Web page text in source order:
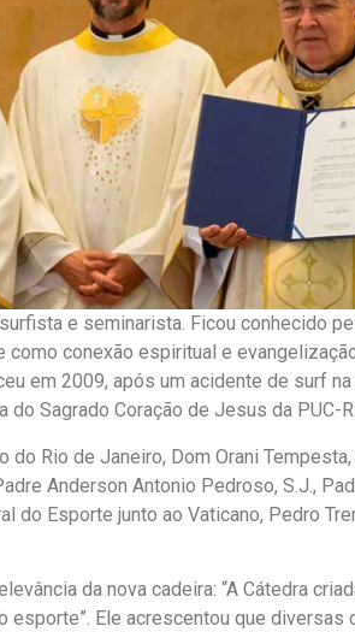
surfista e seminarista. Ficou
conexão espiritual e
em 2009, após um acidente de surf
Sagrado Coração de Jesus da PUC-
Rio de Janeiro, Dom Orani
Anderson Antonio Pedroso, S.J.,
do Esporte junto ao Vaticano, Pedro
da nova cadeira: “A Cátedra
esporte”. Ele acrescentou que